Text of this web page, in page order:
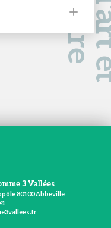
3 Vallées
80100 Abbeville